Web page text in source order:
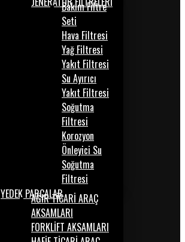
Bakım Filtre
Seti
Hava Filtresi
Yağ Filtresi
Yakıt Filtresi
Su Ayırıcı
Yakıt Filtresi
Soğutma
Filtresi
Korozyon
Önleyici Su
Soğutma
Filtresi
YEDEK PARÇALARAĞIR TİCARİ ARAÇ
AKSAMLARI
FORKLİFT AKSAMLARI